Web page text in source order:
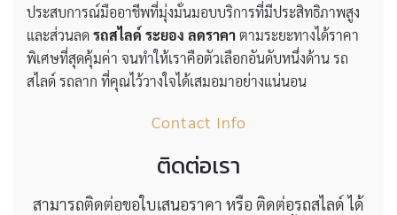
ประสบการณ์มืออาชีพที่มุ่งมั่นมอบบริการที่มีประสิทธิภาพสูง
และส่วนลดรถสไลด์ ระยอง ลดราคาตามระยะทางได้ราคา
พิเศษที่สุดคุ้มค่า จนทำให้เราคือตัวเลือกอันดับหนึ่งด้าน รถ
สไลด์ รถลาก ที่คุณไว้วางใจได้เสมอมาอย่างแน่นอน
Contact Info
ติดต่อเรา
สามารถติดต่อขอใบเสนอราคา หรือ ติดต่อรถสไลด์ ได้